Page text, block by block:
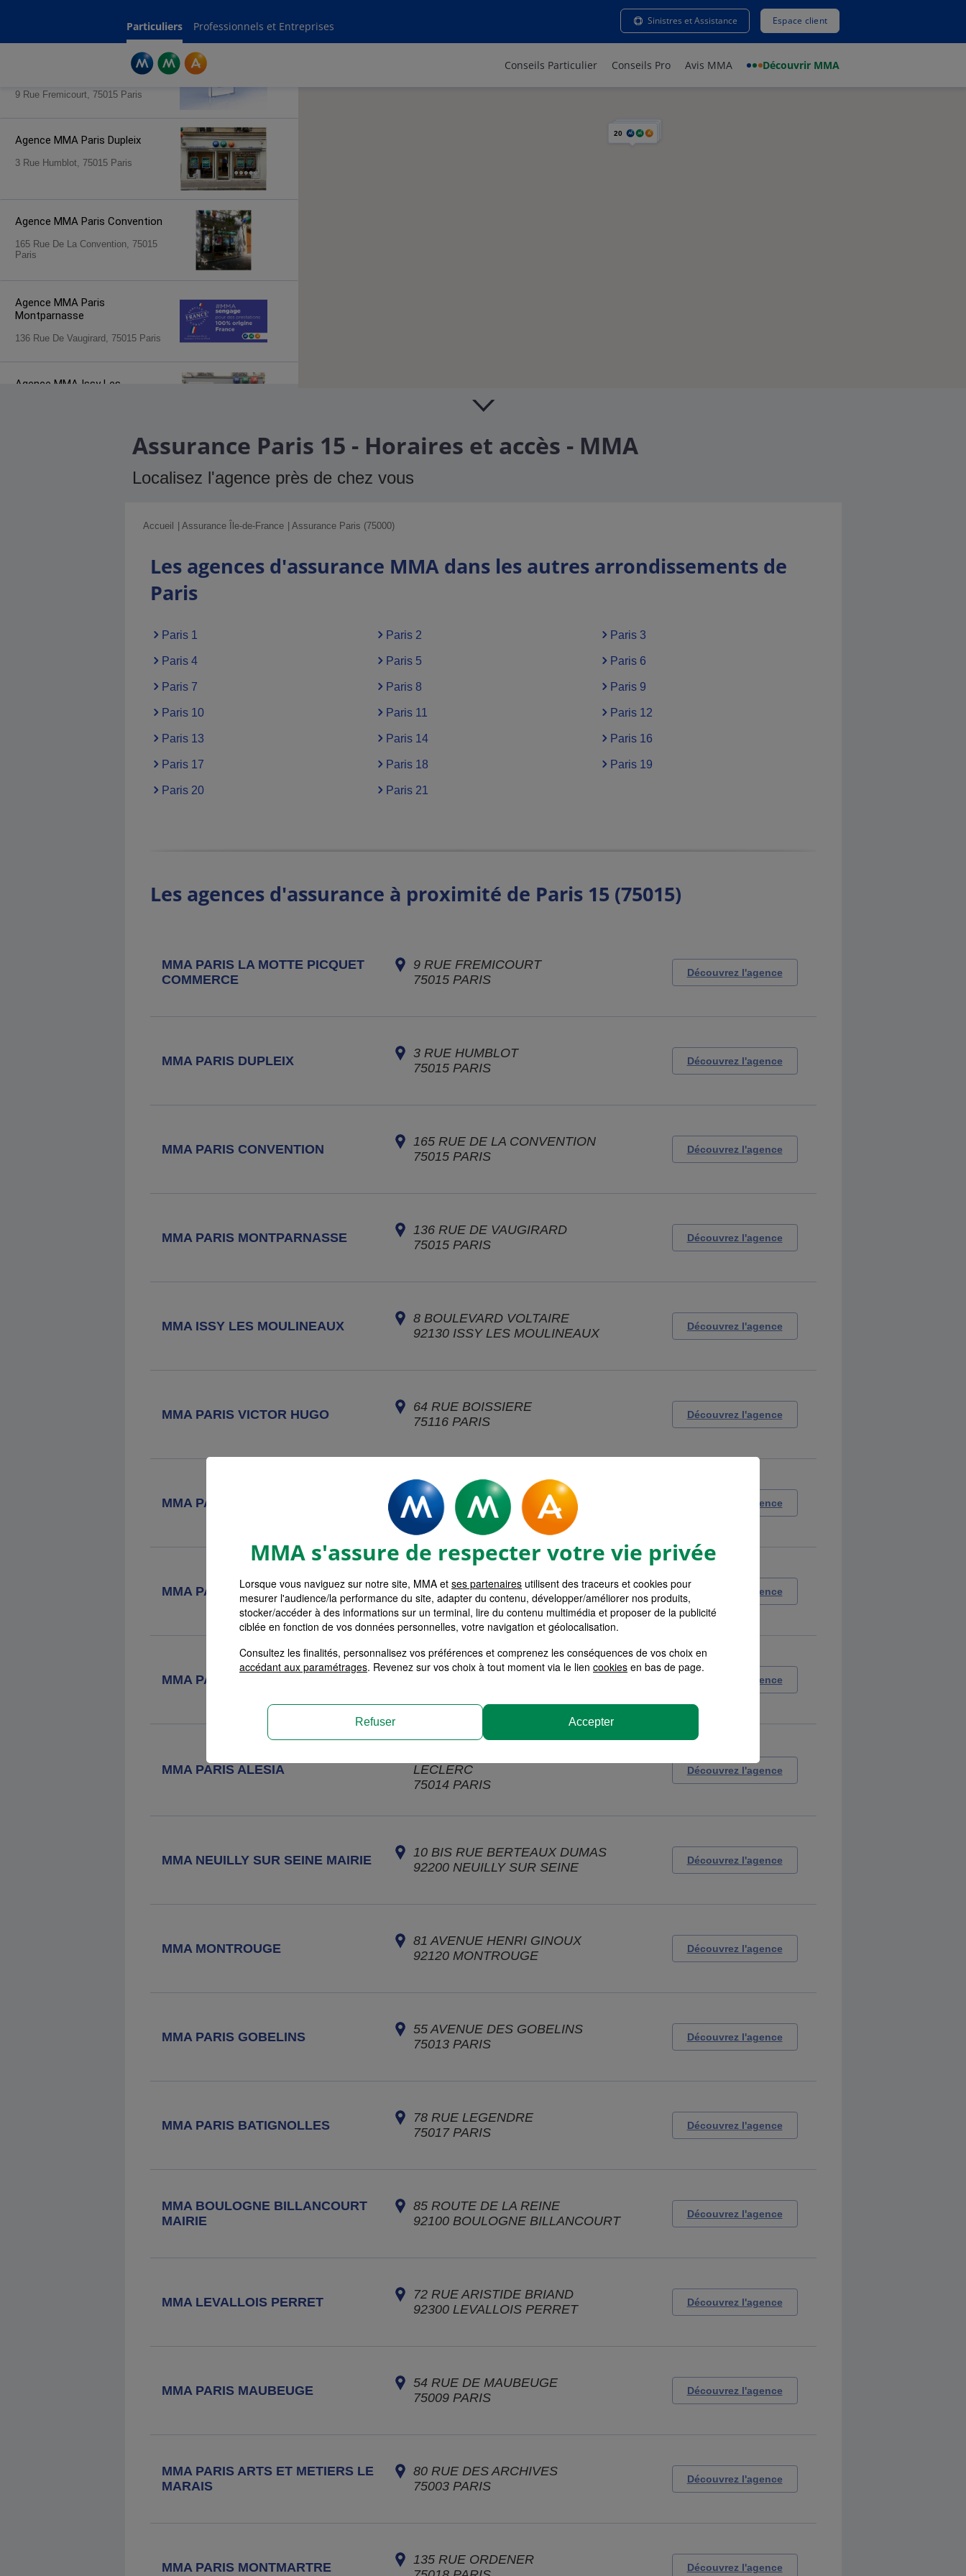
Particuliers Professionnels et Entreprises Sinistres et Assistance Espace client
Conseils Particulier Conseils Pro Avis MMA Découvrir MMA
Paris La Motte
9 Rue Fremicourt, 75015 Paris
Agence MMA Paris Dupleix
3 Rue Humblot, 75015 Paris
Agence MMA Paris Convention
165 Rue De La Convention, 75015
Paris
Agence MMA Paris
Montparnasse
136 Rue De Vaugirard, 75015 Paris
Agence MMA Issy Les
Paris Victor Hugo
Paris Montmartre
20
Assurance Paris 15 - Horaires et accès - MMA
Localisez l'agence près de chez vous
Accueil Assurance Île-de-France Assurance Paris (75000)
Les agences d'assurance MMA dans les autres arrondissements de
Paris
Paris 1 Paris 2 Paris 3
Paris 4 Paris 5 Paris 6
Paris 7 Paris 8 Paris 9
Paris 10 Paris 11 Paris 12
Paris 13 Paris 14 Paris 16
Paris 17 Paris 18 Paris 19
Paris 20 Paris 21
Les agences d'assurance à proximité de Paris 15 (75015)
MMA PARIS LA MOTTE PICQUET
COMMERCE
9 RUE FREMICOURT
75015 PARIS Découvrez l'agence
MMA PARIS DUPLEIX
3 RUE HUMBLOT
75015 PARIS Découvrez l'agence
MMA PARIS CONVENTION
165 RUE DE LA CONVENTION
75015 PARIS Découvrez l'agence
MMA PARIS MONTPARNASSE
136 RUE DE VAUGIRARD
75015 PARIS Découvrez l'agence
MMA ISSY LES MOULINEAUX
8 BOULEVARD VOLTAIRE
92130 ISSY LES MOULINEAUX Découvrez l'agence
MMA PARIS VICTOR HUGO
64 RUE BOISSIERE
75116 PARIS Découvrez l'agence
MMA PARIS WAGRAM
29 RUE RENNEQUIN
75017
PARIS Découvrez l'agence
MMA PARIS LOUVRE
40 RUE DU LOUVRE
75001 PARIS Découvrez l'agence
MMA PARIS MONGE
39 RUE MONGE
Découvrez l'agence
MMA PARIS ALESIA
LECLERC
75014 PARIS
Découvrez l'agence
MMA NEUILLY SUR SEINE MAIRIE
10 BIS RUE BERTEAUX DUMAS
92200 NEUILLY SUR SEINE Découvrez l'agence
MMA MONTROUGE
81 AVENUE HENRI GINOUX
92120 MONTROUGE Découvrez l'agence
MMA PARIS GOBELINS
55 AVENUE DES GOBELINS
75013 PARIS Découvrez l'agence
MMA PARIS BATIGNOLLES
78 RUE LEGENDRE
75017 PARIS Découvrez l'agence
MMA BOULOGNE BILLANCOURT
MAIRIE
85 ROUTE DE LA REINE
92100 BOULOGNE BILLANCOURT Découvrez l'agence
MMA LEVALLOIS PERRET
72 RUE ARISTIDE BRIAND
92300 LEVALLOIS PERRET Découvrez l'agence
MMA PARIS MAUBEUGE
54 RUE DE MAUBEUGE
75009 PARIS Découvrez l'agence
MMA PARIS ARTS ET METIERS LE
MARAIS
80 RUE DES ARCHIVES
75003 PARIS Découvrez l'agence
MMA PARIS MONTMARTRE
135 RUE ORDENER
Découvrez l'agence
MMA s'assure de respecter votre vie privée
Lorsque vous naviguez sur notre site, MMA et ses partenaires utilisent des traceurs et cookies pour
mesurer l'audience/la performance du site, adapter du contenu, développer/améliorer nos produits,
stocker/accéder à des informations sur un terminal, lire du contenu multimédia et proposer de la publicité
ciblée en fonction de vos données personnelles, votre navigation et géolocalisation.
Consultez les finalités, personnalisez vos préférences et comprenez les conséquences de vos choix en
accédant aux paramétrages. Revenez sur vos choix à tout moment via le lien cookies en bas de page.
Refuser Accepter